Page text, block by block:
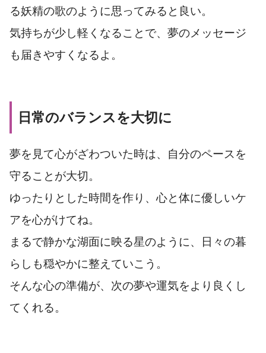
る妖精の歌のように思ってみると良い。
気持ちが少し軽くなることで、夢のメッセージ
も届きやすくなるよ。
日常のバランスを大切に
夢を見て心がざわついた時は、自分のペースを
守ることが大切。
ゆったりとした時間を作り、心と体に優しいケ
アを心がけてね。
まるで静かな湖面に映る星のように、日々の暮
らしも穏やかに整えていこう。
そんな心の準備が、次の夢や運気をより良くし
てくれる。